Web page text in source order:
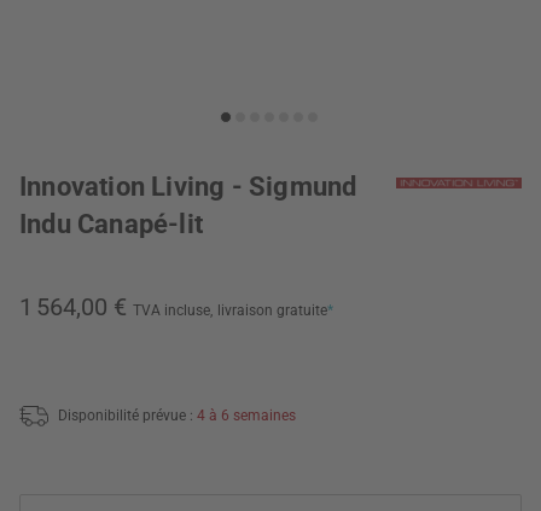
Innovation Living - Sigmund
Indu Canapé-lit
1 564,00 € TVA incluse, livraison gratuite*
Disponibilité prévue : 4 à 6 semaines